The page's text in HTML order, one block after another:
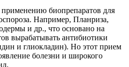
биопрепаратов для
Например, Планриза,
и др., что основано на
вырабатывать антибиотики
и глиокладин). Но этот прием
болезни и широкого